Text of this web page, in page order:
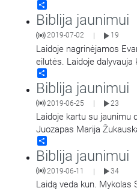
14 skyrių apie Šventąją
Biblija jaunimui
2019-07-02 19
Laidoje nagrinėjamos
eilutės. Laidoje dalyvauja
Aistė ir Deimantė.
Biblija jaunimui
2019-06-25 23
Laidoje kartu su jaunimu
Juozapas Marija
Biblija jaunimui
2019-06-11 | 34
Laidą veda kun. Mykolas